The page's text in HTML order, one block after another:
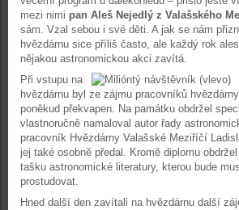
mezi nimi pan Aleš Nejedlý z Valašského
sám. Vzal sebou i své děti. A jak se nám
hvězdárnu sice příliš často, ale každý rok
nějakou astronomickou akci zavítá.
Při vstupu na
hvězdárnu byl ze zájmu pracovníků
poněkud překvapen. Na památku obdržel
vlastnoručně namaloval autor řady
pracovník Hvězdárny Valašské Meziříčí
jej také osobně předal. Kromě diplomu
tašku astronomické literatury, kterou bude
prostudovat.
Hned další den zavítali na hvězdárnu další